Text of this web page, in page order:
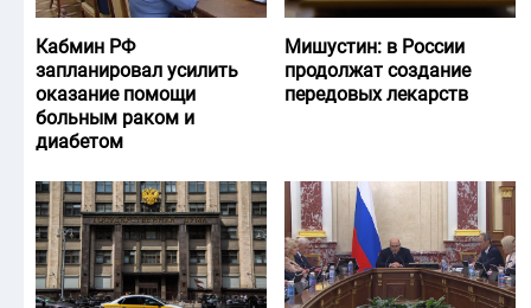
Кабмин РФ
запланировал усилить
оказание помощи
больным раком и
диабетом
Мишустин: в России
продолжат создание
передовых лекарств